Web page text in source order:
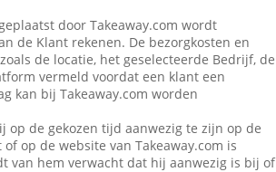
door Takeaway.com wordt
de Klant rekenen. De bezorgkosten en
de locatie, het geselecteerde Bedrijf, de
vermeld voordat een klant een
kan bij Takeaway.com worden
de gekozen tijd aanwezig te zijn op de
op de website van Takeaway.com is
van hem verwacht dat hij aanwezig is bij of